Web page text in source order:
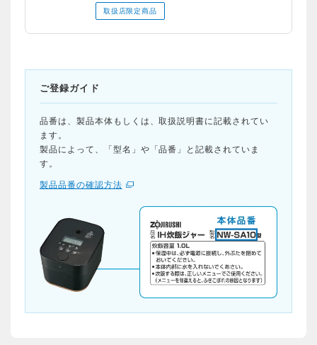
取扱店限定商品
ご登録ガイド
品番は、製品本体もしくは、取扱説明書に記載されてい
ます。
製品によって、「型名」や「品番」と記載されていま
す。
製品品番の確認方法